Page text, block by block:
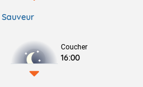
Sauveur
Coucher
16:00